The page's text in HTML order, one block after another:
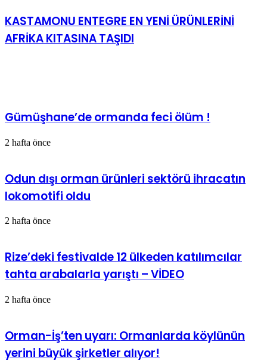
KASTAMONU ENTEGRE EN YENİ ÜRÜNLERİNİ
AFRİKA KITASINA TAŞIDI
Gümüşhane’de ormanda feci ölüm !
2 hafta önce
Odun dışı orman ürünleri sektörü ihracatın
lokomotifi oldu
2 hafta önce
Rize’deki festivalde 12 ülkeden katılımcılar
tahta arabalarla yarıştı – VİDEO
2 hafta önce
Orman-İş’ten uyarı: Ormanlarda köylünün
yerini büyük şirketler alıyor!